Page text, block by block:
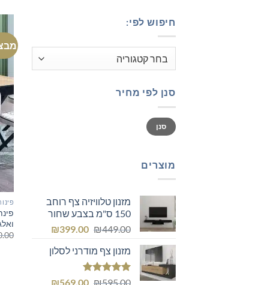
חיפוש לפי:
סנן לפי מחיר
מחיר
מינימלי
מחיר
מקסימלי
סנן
מוצרים
מזנון טלוויזיה צף רוחב
150 ס"מ בצבע שחור
₪449.00
המחיר
היה:
₪449.00.
₪399.00
המחיר
הוא:מזנון צף מודרני לסלון
דורג5.00
₪595.00
המחיר ₪569.00
המחיר